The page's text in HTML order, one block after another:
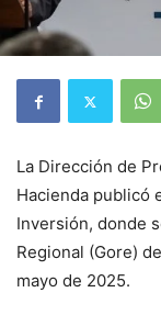
La Dirección de
Hacienda publicó
Inversión, donde
Regional (Gore)
mayo de 2025.